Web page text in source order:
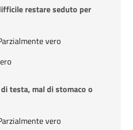
restare seduto per
vero
testa, mal di stomaco o
vero